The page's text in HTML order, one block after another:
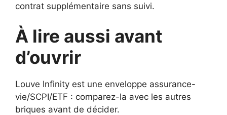
contrat supplémentaire sans suivi.
À lire aussi avant
d’ouvrir
Louve Infinity est une enveloppe assurance-
vie/SCPI/ETF : comparez-la avec les autres
briques avant de décider.